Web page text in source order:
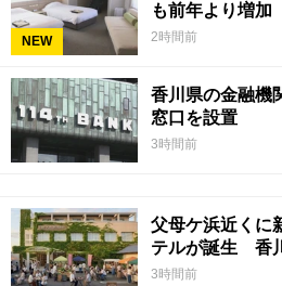
NEW
も前年より増
2時間前
香川県の金融
窓口を設置
3時間前
父母ケ浜近くに
テルが誕生 香
3時間前